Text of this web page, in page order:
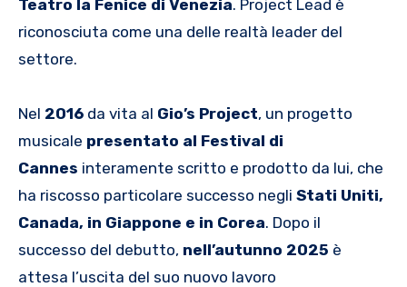
Teatro la Fenice di Venezia. Project Lead è
riconosciuta come una delle realtà leader del
settore.
Nel 2016 da vita al Gio’s Project, un progetto
musicale presentato al Festival di
Cannes interamente scritto e prodotto da lui, che
ha riscosso particolare successo negli Stati Uniti,
Canada, in Giappone e in Corea. Dopo il
successo del debutto, nell’autunno 2025 è
attesa l’uscita del suo nuovo lavoro